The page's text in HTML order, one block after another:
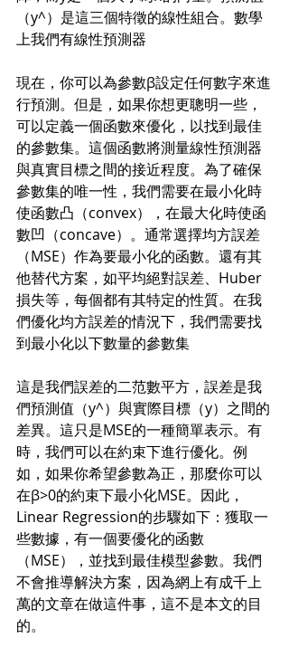
（y^​）是這三個特徵的線性組合。數學
上我們有線性預測器
現在，你可以為參數β設定任何數字來進
行預測。但是，如果你想更聰明一些，
可以定義一個函數來優化，以找到最佳
的參數集。這個函數將測量線性預測器
與真實目標之間的接近程度。為了確保
參數集的唯一性，我們需要在最小化時
使函數凸（convex），在最大化時使函
數凹（concave）。通常選擇均方誤差
（MSE）作為要最小化的函數。還有其
他替代方案，如平均絕對誤差、Huber
損失等，每個都有其特定的性質。在我
們優化均方誤差的情況下，我們需要找
到最小化以下數量的參數集
這是我們誤差的二范數平方，誤差是我
們預測值（y^​）與實際目標（y）之間的
差異。這只是MSE的一種簡單表示。有
時，我們可以在約束下進行優化。例
如，如果你希望參數為正，那麼你可以
在β>0的約束下最小化MSE。因此，
Linear Regression的步驟如下：獲取一
些數據，有一個要優化的函數
（MSE），並找到最佳模型參數。我們
不會推導解決方案，因為網上有成千上
萬的文章在做這件事，這不是本文的目
的。